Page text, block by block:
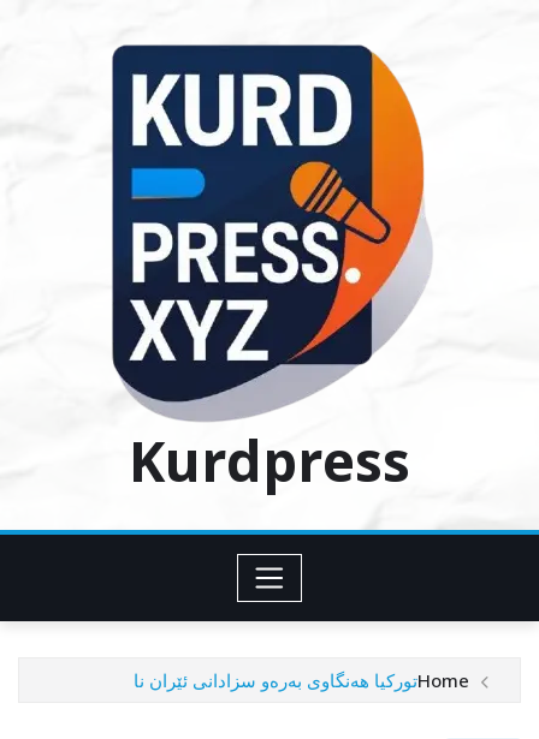
Kurdpress
Homeتورکیا هەنگاوی بەرەو سزادانی ئێران نا